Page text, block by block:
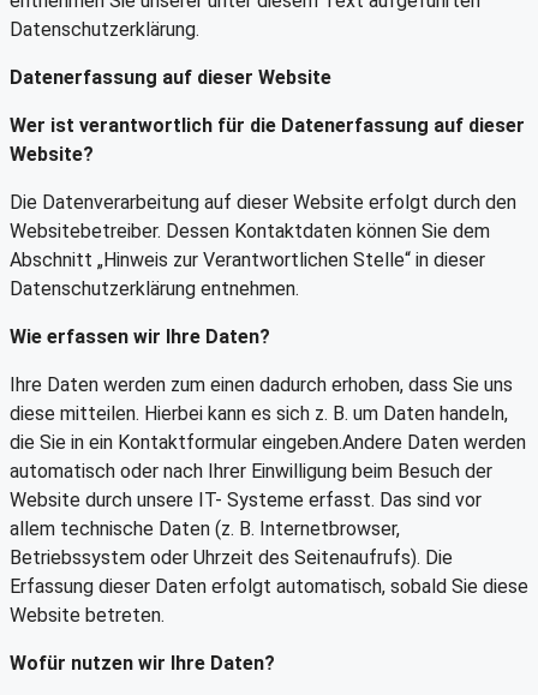
Datenschutzerklärung.
Datenerfassung auf dieser Website
Wer ist verantwortlich für die Datenerfassung auf dieser
Website?
Die Datenverarbeitung auf dieser Website erfolgt durch den
Websitebetreiber. Dessen Kontaktdaten können Sie dem
Abschnitt „Hinweis zur Verantwortlichen Stelle“ in dieser
Datenschutzerklärung entnehmen.
Wie erfassen wir Ihre Daten?
Ihre Daten werden zum einen dadurch erhoben, dass Sie uns
diese mitteilen. Hierbei kann es sich z. B. um Daten handeln,
die Sie in ein Kontaktformular eingeben.Andere Daten werden
automatisch oder nach Ihrer Einwilligung beim Besuch der
Website durch unsere IT- Systeme erfasst. Das sind vor
allem technische Daten (z. B. Internetbrowser,
Betriebssystem oder Uhrzeit des Seitenaufrufs). Die
Erfassung dieser Daten erfolgt automatisch, sobald Sie diese
Website betreten.
Wofür nutzen wir Ihre Daten?